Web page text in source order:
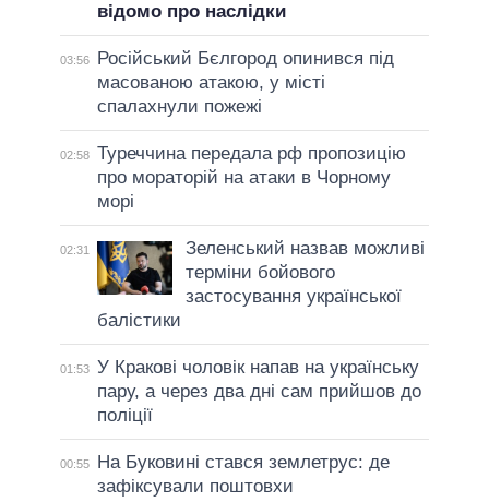
відомо про наслідки
03:56
Російський Бєлгород опинився під
масованою атакою, у місті
спалахнули пожежі
02:58 Туреччина передала рф пропозицію
про мораторій на атаки в Чорному
морі
02:31
Зеленський назвав можливі
терміни бойового
застосування української
балістики
01:53 У Кракові чоловік напав на українську
пару, а через два дні сам прийшов до
поліції
00:55
На Буковині стався землетрус: де
зафіксували поштовхи